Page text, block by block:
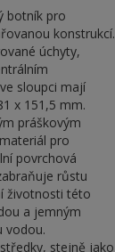
botník pro
konstrukcí.
úchyty,
sloupci mají
x 151,5 mm.
práškovým
pro
povrchová
růstu
životnosti této
a jemným
vodou.
stejně jako